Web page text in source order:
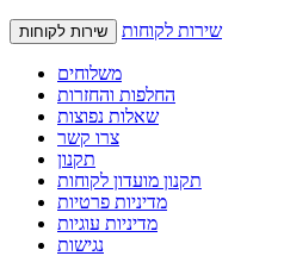
שירות לקוחות שירות לקוחות
משלוחים
החלפות והחזרות
שאלות נפוצות
צרו קשר
תקנון
תקנון מועדון לקוחות
מדיניות פרטיות
מדיניות עוגיות
נגישות